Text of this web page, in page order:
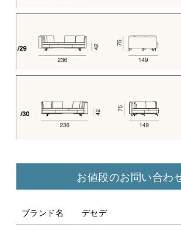
お値段のお問い合わ
ブランド名 デセデ